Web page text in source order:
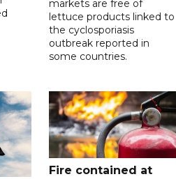
markets are free of
lettuce products linked to
the cyclosporiasis
outbreak reported in
some countries.
Fire contained at